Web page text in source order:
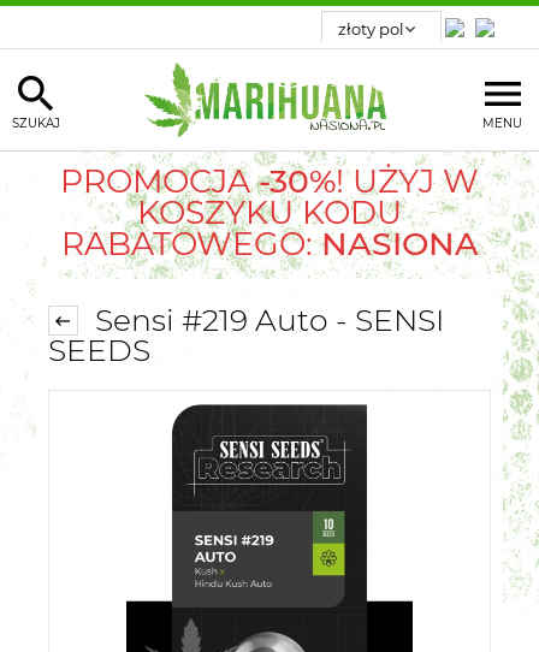
MENU
SZUKAJ
PROMOCJA-30%! UŻYJ W
KOSZYKU KODU
RABATOWEGO:NASIONA
Sensi #219 Auto - SENSI
SEEDS